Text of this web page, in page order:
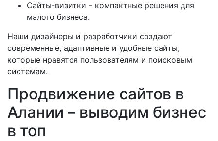
Сайты-визитки – компактные решения для
малого бизнеса.
Наши дизайнеры и разработчики создают
современные, адаптивные и удобные сайты,
которые нравятся пользователям и поисковым
системам.
Продвижение сайтов в
Алании – выводим бизнес
в топ